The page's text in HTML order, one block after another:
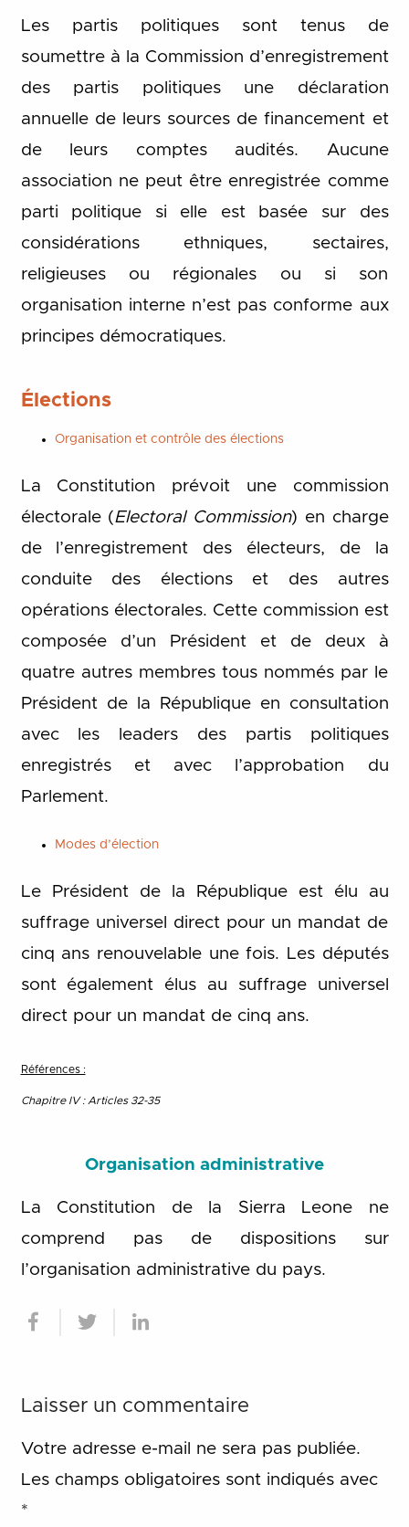
Les partis politiques sont tenus de
soumettre à la Commission d’enregistrement
des partis politiques une déclaration
annuelle de leurs sources de financement et
de leurs comptes audités. Aucune
association ne peut être enregistrée comme
parti politique si elle est basée sur des
considérations ethniques, sectaires,
religieuses ou régionales ou si son
organisation interne n’est pas conforme aux
principes démocratiques.
Élections
Organisation et contrôle des élections
La Constitution prévoit une commission
électorale (Electoral Commission) en charge
de l’enregistrement des électeurs, de la
conduite des élections et des autres
opérations électorales. Cette commission est
composée d’un Président et de deux à
quatre autres membres tous nommés par le
Président de la République en consultation
avec les leaders des partis politiques
enregistrés et avec l’approbation du
Parlement.
Modes d’élection
Le Président de la République est élu au
suffrage universel direct pour un mandat de
cinq ans renouvelable une fois. Les députés
sont également élus au suffrage universel
direct pour un mandat de cinq ans.
Références :
Chapitre IV : Articles 32-35
Organisation administrative
La Constitution de la Sierra Leone ne
comprend pas de dispositions sur
l’organisation administrative du pays.
Laisser un commentaire
Votre adresse e-mail ne sera pas publiée.
Les champs obligatoires sont indiqués avec
*